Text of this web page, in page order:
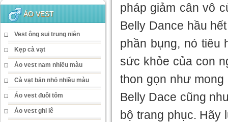
ÁO VEST
Vest ông sui trung niên
Kẹp cà vạt
Áo vest nam nhiều màu
Cà vạt bản nhỏ nhiều màu
Áo vest đuôi tôm
Áo vest ghi lê
pháp giảm cân vô
Belly Dance hầu
phần bụng, nó tiêu
sức khỏe của con
thon gọn như
Belly Dace cũng
bộ trang phục. Hãy